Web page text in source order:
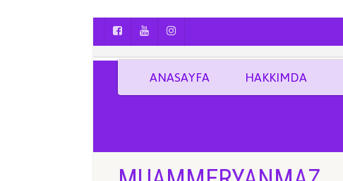
AYÇA OĞUŞ || YOGA | BOZCAADA | FOTOĞRAF
ANASAYFA HAKKIMDA